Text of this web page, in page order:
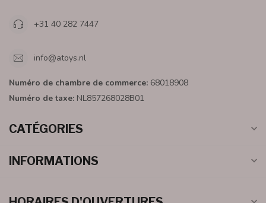
+31 40 282 7447
info@atoys.nl
Numéro de chambre de commerce: 68018908
Numéro de taxe: NL857268028B01
CATÉGORIES
INFORMATIONS